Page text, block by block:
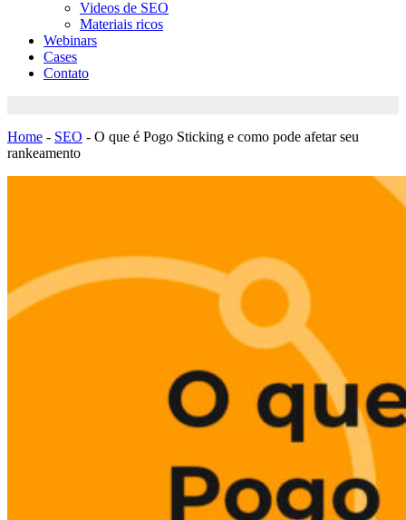
Videos de SEO
Materiais ricos
Webinars
Cases
Contato
Home - SEO - O que é Pogo Sticking e como pode afetar seu
rankeamento